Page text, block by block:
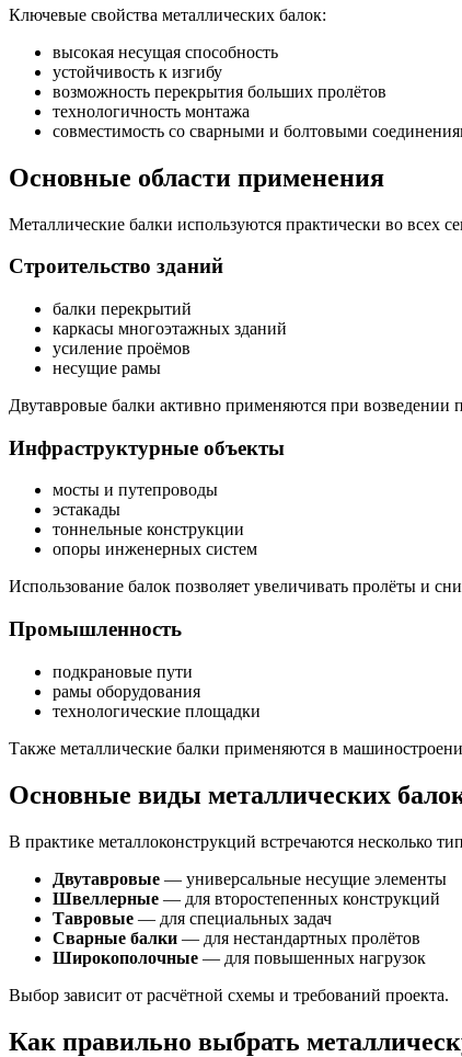
Ключевые свойства металлических балок:
высокая несущая способность
устойчивость к изгибу
возможность перекрытия больших пролётов
технологичность монтажа
совместимость со сварными и болтовыми
Основные области применения
Металлические балки используются практически во всех
Строительство зданий
балки перекрытий
каркасы многоэтажных зданий
усиление проёмов
несущие рамы
Двутавровые балки активно применяются при
Инфраструктурные объекты
мосты и путепроводы
эстакады
тоннельные конструкции
опоры инженерных систем
Использование балок позволяет увеличивать пролёты и
Промышленность
подкрановые пути
рамы оборудования
технологические площадки
Также металлические балки применяются в
Основные виды металлических
В практике металлоконструкций встречаются несколько
Двутавровые — универсальные несущие элементы
Швеллерные — для второстепенных конструкций
Тавровые — для специальных задач
Сварные балки — для нестандартных пролётов
Широкополочные — для повышенных нагрузок
Выбор зависит от расчётной схемы и требований проекта.
Как правильно выбрать